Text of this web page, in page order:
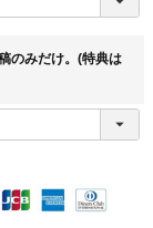
須
のみだけ。(特典は